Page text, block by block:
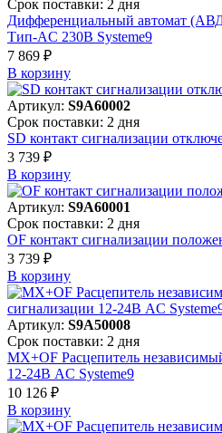
Срок поставки: 2 дня
Дифференциальный автомат
Тип-AC 230В Systeme9
7 869 ₽
В корзинy
Артикул: S9A60002
Срок поставки: 2 дня
SD контакт сигнализации
3 739 ₽
В корзинy
Артикул: S9A60001
Срок поставки: 2 дня
OF контакт сигнализации
3 739 ₽
В корзинy
Артикул: S9A50008
Срок поставки: 2 дня
MX+OF Расцепитель
12-24В AC Systeme9
10 126 ₽
В корзинy